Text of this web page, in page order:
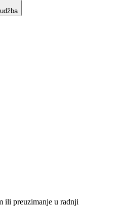
ili preuzimanje u radnji